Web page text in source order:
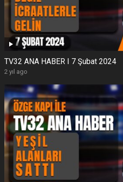
TV32 ANA HABER I 7 Şubat 2024
2 yıl ago